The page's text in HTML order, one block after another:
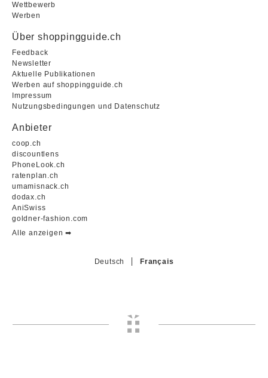
Wettbewerb
Werben
Über shoppingguide.ch
Feedback
Newsletter
Aktuelle Publikationen
Werben auf shoppingguide.ch
Impressum
Nutzungsbedingungen und Datenschutz
Anbieter
coop.ch
discountlens
PhoneLook.ch
ratenplan.ch
umamisnack.ch
dodax.ch
AniSwiss
goldner-fashion.com
Alle anzeigen ➡︎
Deutsch Français